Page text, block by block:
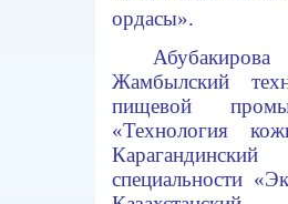
ордасы».
Жамбылский
пищевой
«Технология
специальности